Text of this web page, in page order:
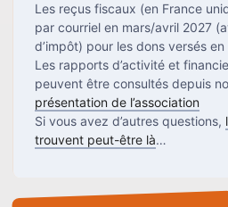
Les reçus fiscaux (en France
par courriel en mars/avril 2027
d’impôt) pour les dons versés
Les rapports d’activité et
peuvent être consultés depuis
présentation de l’association
Si vous avez d’autres questions,
trouvent peut-être là…